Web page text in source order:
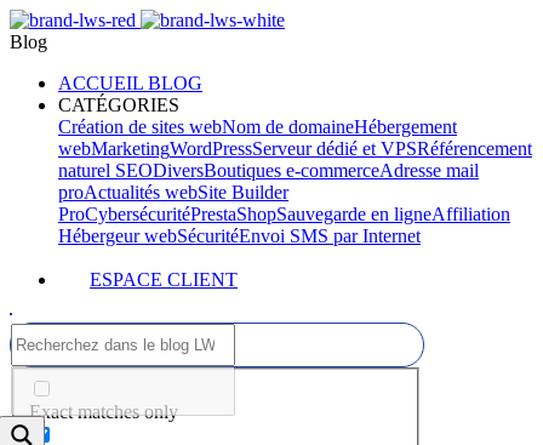
Blog
ACCUEIL BLOG
CATÉGORIES
Création de sites webNom de domaineHébergement
webMarketingWordPressServeur dédié et VPSRéférencement
naturel SEODiversBoutiques e-commerceAdresse mail
proActualités webSite Builder
ProCybersécuritéPrestaShopSauvegarde en ligneAffiliation
Hébergeur webSécuritéEnvoi SMS par Internet
ESPACE CLIENT
Exact matches only